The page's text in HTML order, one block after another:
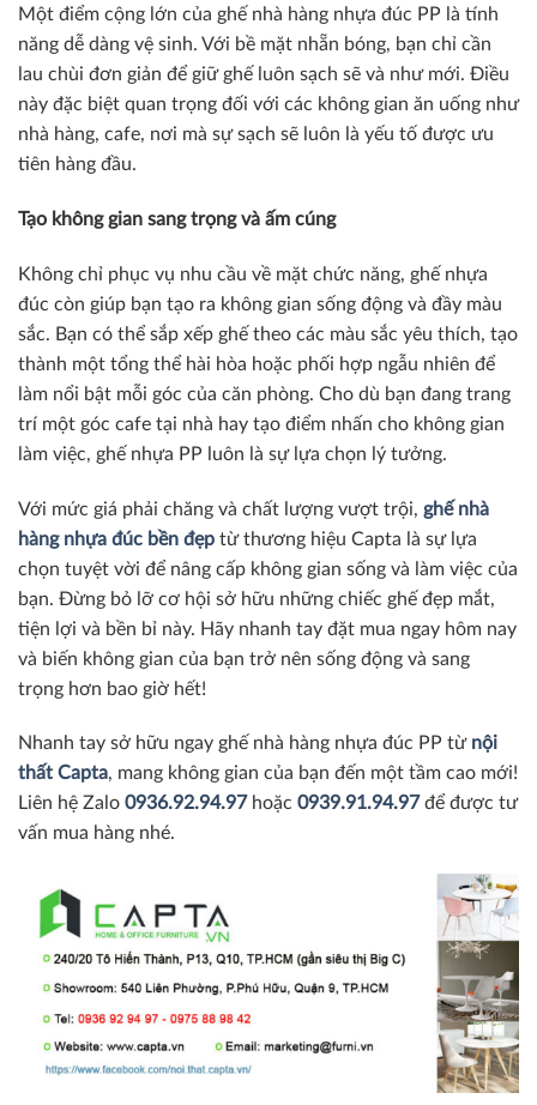
Một điểm cộng lớn của ghế nhà hàng nhựa đúc PP là tính
năng dễ dàng vệ sinh. Với bề mặt nhẵn bóng, bạn chỉ cần
lau chùi đơn giản để giữ ghế luôn sạch sẽ và như mới. Điều
này đặc biệt quan trọng đối với các không gian ăn uống như
nhà hàng, cafe, nơi mà sự sạch sẽ luôn là yếu tố được ưu
tiên hàng đầu.
Tạo không gian sang trọng và ấm cúng
Không chỉ phục vụ nhu cầu về mặt chức năng, ghế nhựa
đúc còn giúp bạn tạo ra không gian sống động và đầy màu
sắc. Bạn có thể sắp xếp ghế theo các màu sắc yêu thích, tạo
thành một tổng thể hài hòa hoặc phối hợp ngẫu nhiên để
làm nổi bật mỗi góc của căn phòng. Cho dù bạn đang trang
trí một góc cafe tại nhà hay tạo điểm nhấn cho không gian
làm việc, ghế nhựa PP luôn là sự lựa chọn lý tưởng.
Với mức giá phải chăng và chất lượng vượt trội, ghế nhà
hàng nhựa đúc bền đẹp từ thương hiệu Capta là sự lựa
chọn tuyệt vời để nâng cấp không gian sống và làm việc của
bạn. Đừng bỏ lỡ cơ hội sở hữu những chiếc ghế đẹp mắt,
tiện lợi và bền bỉ này. Hãy nhanh tay đặt mua ngay hôm nay
và biến không gian của bạn trở nên sống động và sang
trọng hơn bao giờ hết!
Nhanh tay sở hữu ngay ghế nhà hàng nhựa đúc PP từ nội
thất Capta, mang không gian của bạn đến một tầm cao mới!
Liên hệ Zalo 0936.92.94.97hoặc 0939.91.94.97 để được tư
vấn mua hàng nhé.